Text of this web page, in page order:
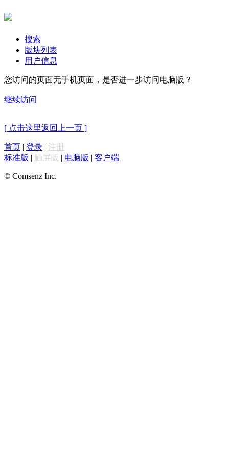
搜索
版块列表
用户信息
您访问的页面无手机页面，是否进一步访问电脑版？
继续访问
[ 点击这里返回上一页 ]
首页 | 登录 | 注册
标准版 | 触屏版 | 电脑版 | 客户端
© Comsenz Inc.